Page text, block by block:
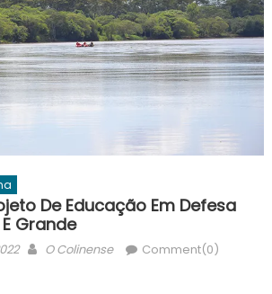
De Educação Em Defesa
Grande
Author
O Colinense Comment(0)